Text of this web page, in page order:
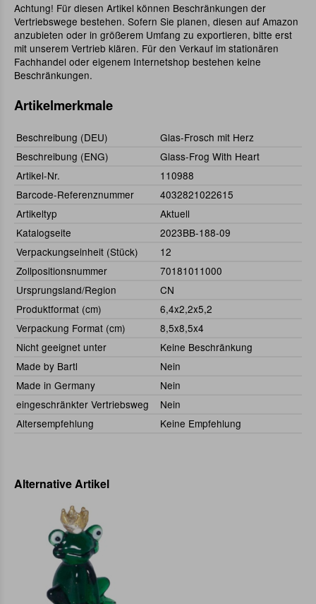
Achtung! Für diesen Artikel können Beschränkungen der
Vertriebswege bestehen. Sofern Sie planen, diesen auf Amazon
anzubieten oder in größerem Umfang zu exportieren, bitte erst
mit unserem Vertrieb klären. Für den Verkauf im stationären
Fachhandel oder eigenem Internetshop bestehen keine
Beschränkungen.
Artikelmerkmale
Beschreibung (DEU)
Glas-Frosch mit Herz
Beschreibung (ENG)
Glass-Frog With Heart
Artikel-Nr.
110988
Barcode-Referenznummer
4032821022615
Artikeltyp
Aktuell
Katalogseite
2023BB-188-09
Verpackungseinheit (Stück)
12
Zollpositionsnummer
70181011000
Ursprungsland/Region
CN
Produktformat (cm)
6,4x2,2x5,2
Verpackung Format (cm)
8,5x8,5x4
Nicht geeignet unter
Keine Beschränkung
Made by Bartl
Nein
Made in Germany
Nein
eingeschränkter Vertriebsweg
Nein
Altersempfehlung
Keine Empfehlung
Alternative Artikel